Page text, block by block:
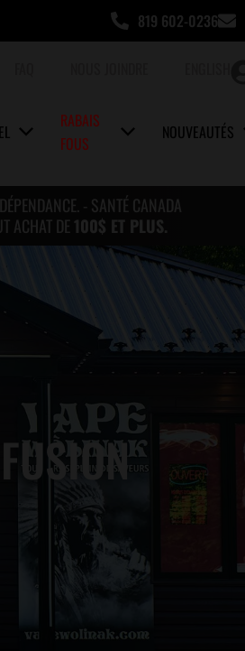
819 602-0236
RABAIS
FOUS
NOUVEAUTÉS
- SANTÉ CANADA
ACHAT DE 100$ ET PLUS.